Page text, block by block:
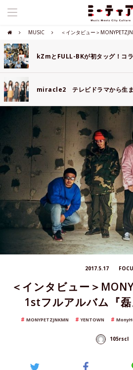
MUSIC ＜インタビュー＞
kZmとFULL-BKが初タッグ！コ
miracle2 テレビドラマから生ま
2017.5.17
＜インタビュー＞
1stフルアルバム『
MONYPETZJNKMN YENTOWN
105rscl